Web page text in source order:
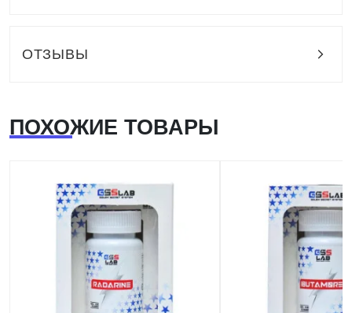
ОТЗЫВЫ
ПОХОЖИЕ ТОВАРЫ